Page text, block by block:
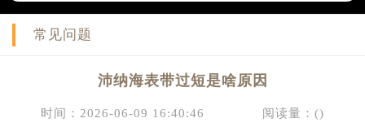
北京市东城区东长安街1号东方广场写字楼W3座6层602室（需提前预约）
常见问题
沛纳海表带过短是啥原因
时间：2026-06-09 16:40:46 阅读量：()